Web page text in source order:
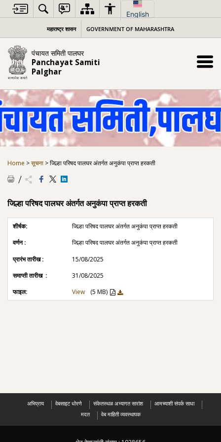
content
English
महाराष्ट्र शासन GOVERNMENT OF MAHARASHTRA
पंचायत समिती पालघर
Panchayat Samiti
Palghar
Home >सूचना >जिल्हा पर‍िषद पालघर अंतर्गत अनुकंपा प्राप्त हरकती
जिल्हा पर‍िषद पालघर अंतर्गत अनुकंपा प्राप्त हरकती
जिल्हा पर‍िषद पालघर अंतर्गत अनुकंपा प्राप्त हरकती
जिल्हा पर‍िषद पालघर अंतर्गत अनुकंपा प्राप्त हरकती
15/08/2025
31/08/2025
View
(5 MB)
अभिप्राय वेबसाइट धोरणे संकेतस्थळ अभ्यागत सारांश
आमच्याशी संपर्क साधा
मदत
वेब माहिती व्यवस्थापक